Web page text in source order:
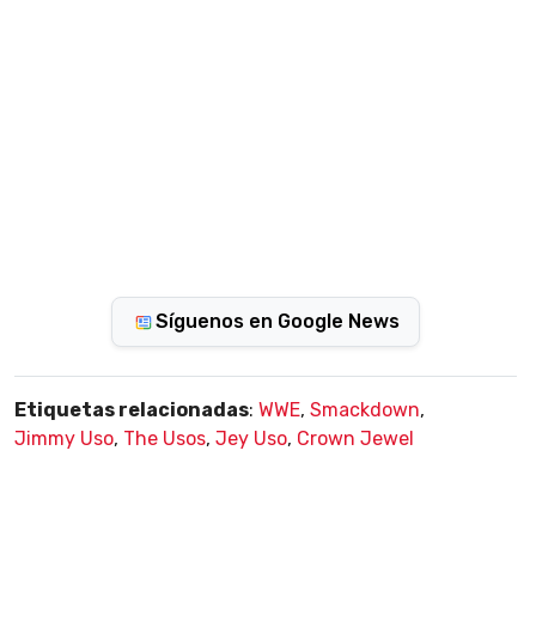
Síguenos en Google News
Etiquetas relacionadas: WWE, Smackdown,
Jimmy Uso, The Usos, Jey Uso, Crown Jewel